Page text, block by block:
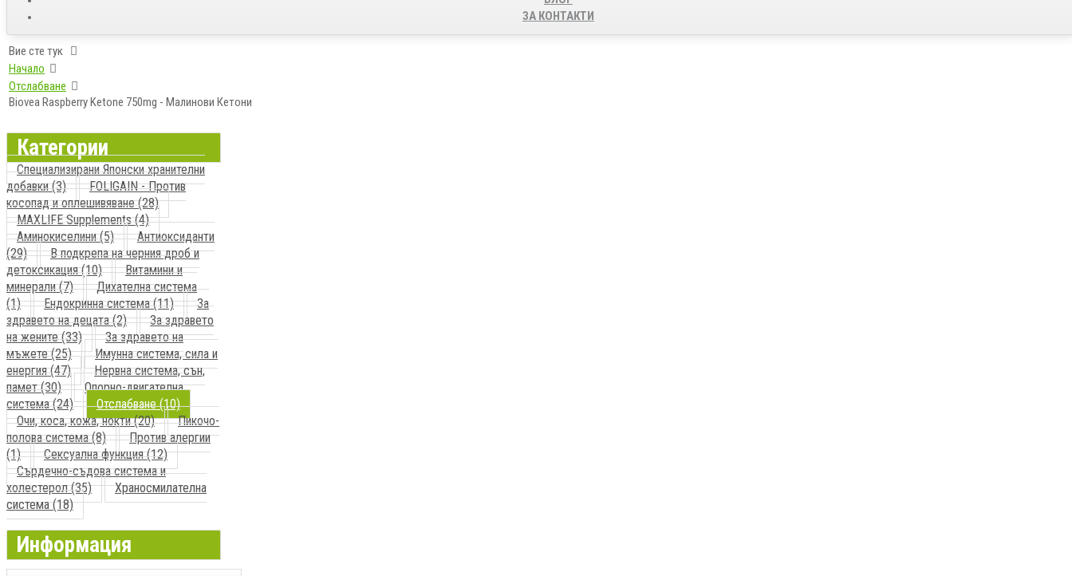
ЗА КОНТАКТИ
Вие сте тук
Начало
Отслабване
Biovea Raspberry Ketone 750mg - Малинови Кетони
Категории
Специализирани Японски хранителни
добавки (3)
FOLIGAIN - Против
косопад и оплешивяване (28)
MAXLIFE Supplements (4)
Аминокиселини (5)
Антиоксиданти
(29)
В подкрепа на черния дроб и
детоксикация (10)
Витамини и
минерали (7)
Дихателна система
(1)
Ендокринна система (11)
За
здравето на децата (2)
За здравето
на жените (33)
За здравето на
мъжете (25)
Имунна система, сила и
енергия (47)
Нервна система, сън,
памет (30)
Опорно-двигателна
система (24)
Отслабване (10)
Очи, коса, кожа, нокти (20)
Пикочо-
полова система (8)
Против алергии
(1)
Сексуална функция (12)
Сърдечно-съдова система и
холестерол (35)
Храносмилателна
система (18)
Информация